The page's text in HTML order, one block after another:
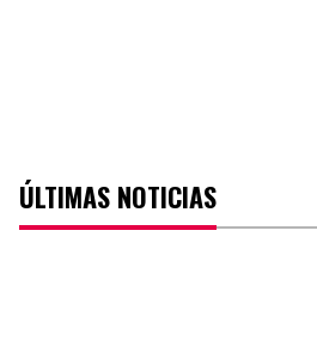
ÚLTIMAS NOTICIAS